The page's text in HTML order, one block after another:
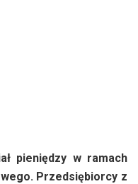
pieniędzy w ramach
Przedsiębiorcy z